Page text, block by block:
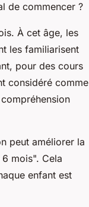
de commencer ?
À cet âge, les
les familiarisent
pour des cours
considéré comme
peut améliorer la
mois". Cela
enfant est